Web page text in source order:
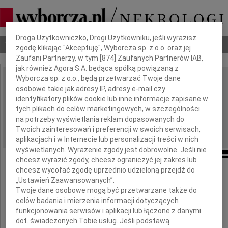
Nekrologi Odeszli Poradnik pogrzebowy
IMIĘ I NAZWISKO: Stefan Gudaniec
REGION: Wrocław
DATA EMISJI: 11.02.2011
Z głębokim żalem zawiadamiamy,
że dnia 8 lutego 2011 roku zmarł
nasz kochany Tato, Dziadek i Brat
Dbamy o Twoją prywatność
Droga Użytkowniczko, Drogi Użytkowniku, jeśli wyrazisz
zgodę klikając "Akceptuję", Wyborcza sp. z o.o. oraz jej
Zaufani Partnerzy, w tym [874 ] Zaufanych Partnerów IAB,
jak również Agora S.A. będąca spółką powiązaną z
Wyborcza sp. z o.o., będą przetwarzać Twoje dane
osobowe takie jak adresy IP, adresy e-mail czy
identyfikatory plików cookie lub inne informacje zapisane w
tych plikach do celów marketingowych, w szczególności
na potrzeby wyświetlania reklam dopasowanych do
Twoich zainteresowań i preferencji w swoich serwisach,
aplikacjach i w Internecie lub personalizacji treści w nich
wyświetlanych. Wyrażenie zgody jest dobrowolne. Jeśli nie
chcesz wyrazić zgody, chcesz ograniczyć jej zakres lub
chcesz wycofać zgodę uprzednio udzieloną przejdź do
„Ustawień Zaawansowanych”.
Twoje dane osobowe mogą być przetwarzane także do
celów badania i mierzenia informacji dotyczących
funkcjonowania serwisów i aplikacji lub łączone z danymi
dot. świadczonych Tobie usług. Jeśli podstawą